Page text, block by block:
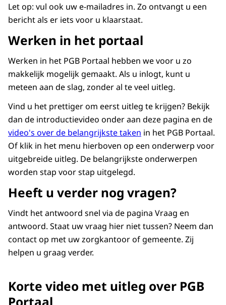
Let op: vul ook uw e-mailadres in. Zo ontvangt u een
bericht als er iets voor u klaarstaat.
Werken in het portaal
Werken in het PGB Portaal hebben we voor u zo
makkelijk mogelijk gemaakt. Als u inlogt, kunt u
meteen aan de slag, zonder al te veel uitleg.
Vind u het prettiger om eerst uitleg te krijgen? Bekijk
dan de introductievideo onder aan deze pagina en de
video's over de belangrijkste taken in het PGB Portaal.
Of klik in het menu hierboven op een onderwerp voor
uitgebreide uitleg. De belangrijkste onderwerpen
worden stap voor stap uitgelegd.
Heeft u verder nog vragen?
Vindt het antwoord snel via de pagina Vraag en
antwoord. Staat uw vraag hier niet tussen? Neem dan
contact op met uw zorgkantoor of gemeente. Zij
helpen u graag verder.
Korte video met uitleg over PGB
Portaal